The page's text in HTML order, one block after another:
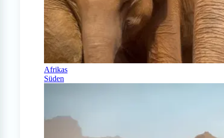
Afrikas
Süden